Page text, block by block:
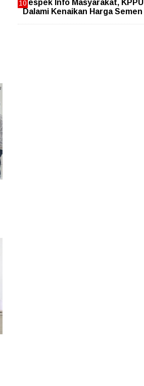
Respek Info Masyarakat, KPPU
Dalami Kenaikan Harga Semen